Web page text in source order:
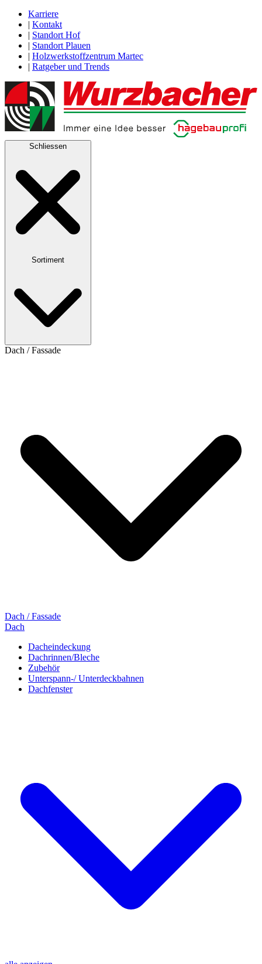
Karriere
| Kontakt
| Standort Hof
| Standort Plauen
| Holzwerkstoffzentrum Martec
| Ratgeber und Trends
Schliessen
Sortiment
Dach / Fassade
Dach / Fassade
Dach
Dacheindeckung
Dachrinnen/Bleche
Zubehör
Unterspann-/ Unterdeckbahnen
Dachfenster